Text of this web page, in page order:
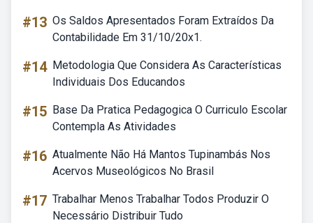
#13 Os Saldos Apresentados Foram Extraídos Da
Contabilidade Em 31/10/20x1.
#14 Metodologia Que Considera As Características
Individuais Dos Educandos
#15 Base Da Pratica Pedagogica O Curriculo Escolar
Contempla As Atividades
#16 Atualmente Não Há Mantos Tupinambás Nos
Acervos Museológicos No Brasil
#17 Trabalhar Menos Trabalhar Todos Produzir O
Necessário Distribuir Tudo